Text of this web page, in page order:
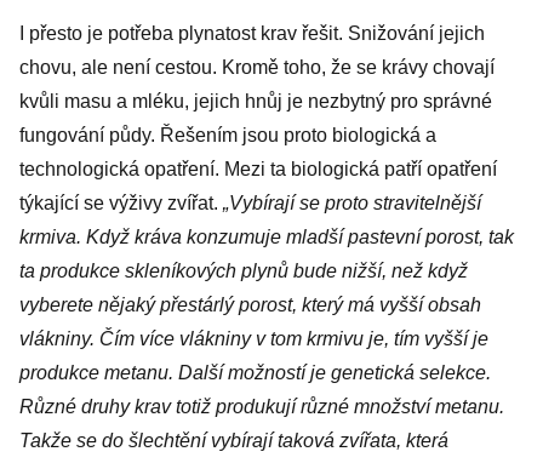
I přesto je potřeba plynatost krav řešit. Snižování jejich
chovu, ale není cestou. Kromě toho, že se krávy chovají
kvůli masu a mléku, jejich hnůj je nezbytný pro správné
fungování půdy. Řešením jsou proto biologická a
technologická opatření. Mezi ta biologická patří opatření
týkající se výživy zvířat. „Vybírají se proto stravitelnější
krmiva. Když kráva konzumuje mladší pastevní porost, tak
ta produkce skleníkových plynů bude nižší, než když
vyberete nějaký přestárlý porost, který má vyšší obsah
vlákniny. Čím více vlákniny v tom krmivu je, tím vyšší je
produkce metanu. Další možností je genetická selekce.
Různé druhy krav totiž produkují různé množství metanu.
Takže se do šlechtění vybírají taková zvířata, která